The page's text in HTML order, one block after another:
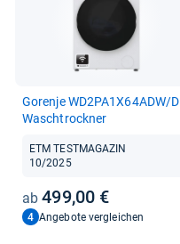
Gorenje WD2PA1X64ADW/
Wasch­trock­ner
ETM TESTMAGAZIN
10/2025
499,00 €
4 Angebote vergleichen